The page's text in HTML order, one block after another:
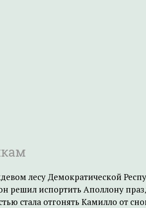
лесу Демократической
решил испортить Аполлону
стала отгонять Камилло от